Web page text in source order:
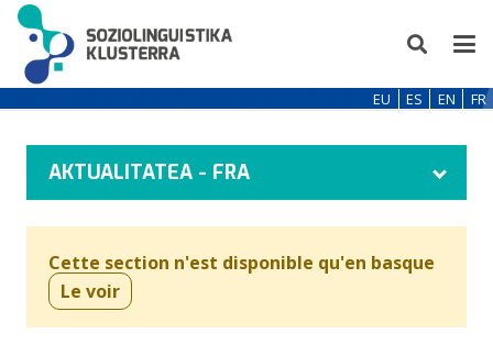
EU ES EN FR
AKTUALITATEA - FRA
Cette section n'est disponible qu'en basque
Le voir